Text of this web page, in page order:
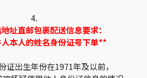
4.
址直邮包裹配送信息要求：
本人的姓名身份证号下单**
证出生年份在1971年及以前，